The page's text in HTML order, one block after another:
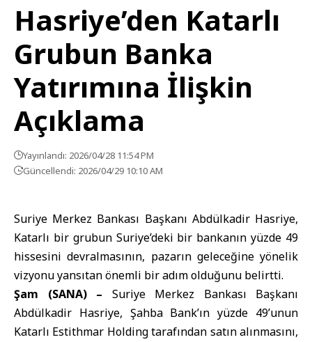
Hasriye’den Katarlı
Grubun Banka
Yatırımına İlişkin
Açıklama
Yayınlandı: 2026/04/28 11:54 PM
Güncellendi: 2026/04/29 10:10 AM
Suriye Merkez Bankası Başkanı Abdülkadir Hasriye,
Katarlı bir grubun Suriye’deki bir bankanın yüzde 49
hissesini devralmasının, pazarın geleceğine yönelik
vizyonu yansıtan önemli bir adım olduğunu belirtti.
Şam (SANA) – Suriye Merkez Bankası Başkanı
Abdülkadir Hasriye, Şahba Bank’ın yüzde 49’unun
Katarlı Estithmar Holding tarafından satın alınmasını,